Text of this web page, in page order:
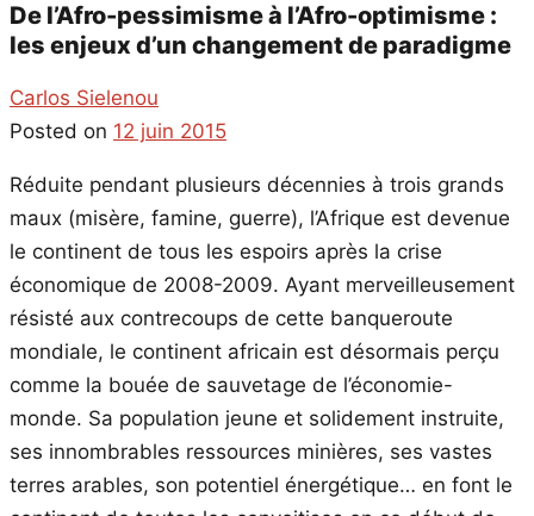
De l’Afro-pessimisme à l’Afro-optimisme :
les enjeux d’un changement de paradigme
Carlos Sielenou
Posted on 12 juin 2015
Réduite pendant plusieurs décennies à trois grands
maux (misère, famine, guerre), l’Afrique est devenue
le continent de tous les espoirs après la crise
économique de 2008-2009. Ayant merveilleusement
résisté aux contrecoups de cette banqueroute
mondiale, le continent africain est désormais perçu
comme la bouée de sauvetage de l’économie-
monde. Sa population jeune et solidement instruite,
ses innombrables ressources minières, ses vastes
terres arables, son potentiel énergétique… en font le